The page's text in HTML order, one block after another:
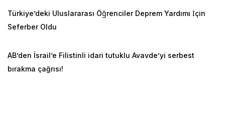
Türkiye’deki Uluslararası Öğrenciler Deprem Yardımı İçin
Seferber Oldu
AB’den İsrail’e Filistinli idari tutuklu Avavde’yi serbest
bırakma çağrısı!